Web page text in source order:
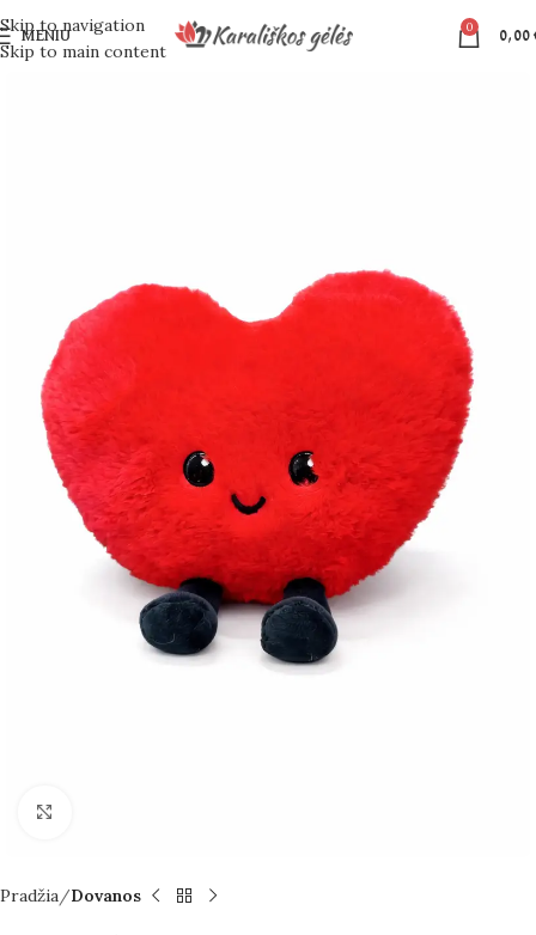
Skip to navigation
Skip to main content
MENIU
0
0,00
Pradžia Dovanos